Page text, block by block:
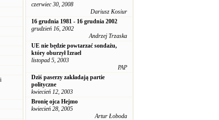
czerwiec 30, 2008
Dariusz Kosiur
16 grudnia 1981 - 16 grudnia 2002
grudzień 16, 2002
Andrzej Trzaska
UE nie będzie powtarzać sondażu,
który oburzył Izrael
listopad 5, 2003
PAP
Dziś paserzy zakładają partie
polityczne
kwiecień 12, 2003
Bronię ojca Hejmo
kwiecień 28, 2005
Artur Łoboda